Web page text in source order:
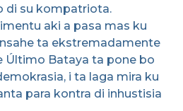
di su kompatriota.
aki a pasa mas ku
ta ekstremadamente
Último Bataya ta pone bo
i ta laga mira ku
para kontra di inhustisia